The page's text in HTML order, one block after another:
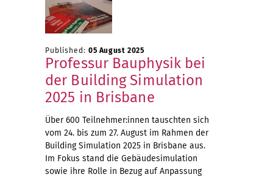
Published: 05 August 2025
Professur Bauphysik bei
der Building Simulation
2025 in Brisbane
Über 600 Teilnehmer:innen tauschten sich
vom 24. bis zum 27. August im Rahmen der
Building Simulation 2025 in Brisbane aus.
Im Fokus stand die Gebäudesimulation
sowie ihre Rolle in Bezug auf Anpassung